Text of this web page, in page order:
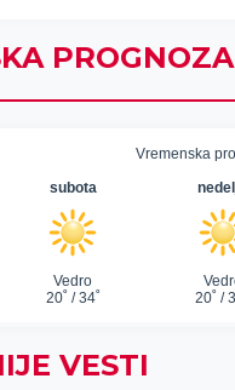
PROGNOZA
VESTI